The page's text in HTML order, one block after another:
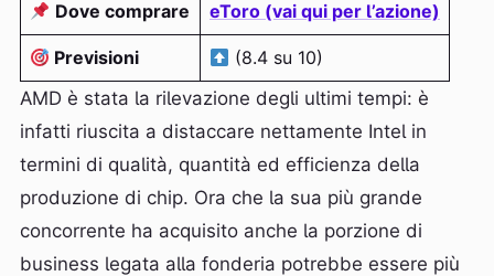
Dove comprare eToro (vai qui per l’azione)
Previsioni
(8.4 su 10)
AMD è stata la rilevazione degli ultimi tempi: è
infatti riuscita a distaccare nettamente Intel in
termini di qualità, quantità ed efficienza della
produzione di chip. Ora che la sua più grande
concorrente ha acquisito anche la porzione di
business legata alla fonderia potrebbe essere più